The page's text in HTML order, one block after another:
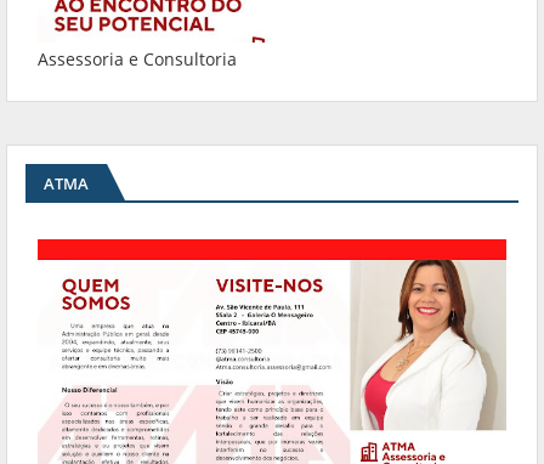
Assessoria e Consultoria
ATMA